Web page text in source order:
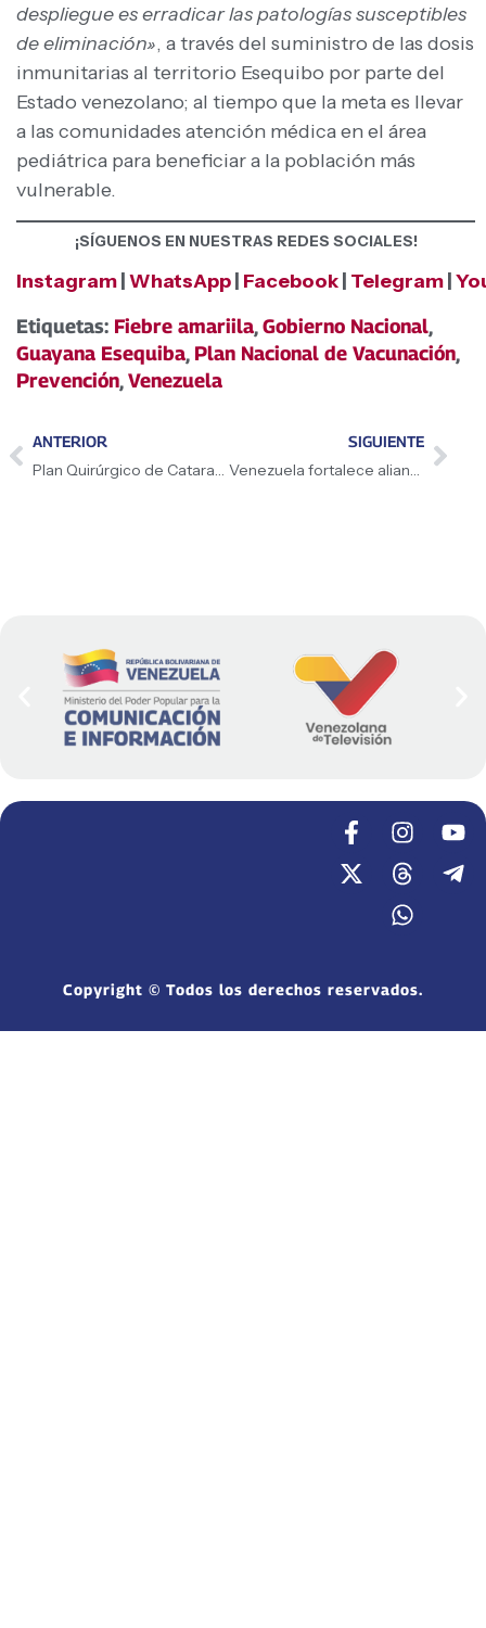
despliegue es erradicar las patologías susceptibles
de eliminación», a través del suministro de las dosis
inmunitarias al territorio Esequibo por parte del
Estado venezolano; al tiempo que la meta es llevar
a las comunidades atención médica en el área
pediátrica para beneficiar a la población más
vulnerable.
¡SÍGUENOS EN NUESTRAS REDES SOCIALES!
Instagram WhatsApp Facebook Telegram
Etiquetas: Fiebre amariila,Gobierno Nacional,
Guayana Esequiba, Plan Nacional de Vacunación,
Prevención,Venezuela
ANTERIOR
Plan Quirúrgico de Cataratas en Guárico beneficiará a 972 pacientes
SIGUIENTE
Venezuela fortalece alianzas en la OMC durante encuentro ministerial del G-33
Copyright © Todos los derechos reservados.